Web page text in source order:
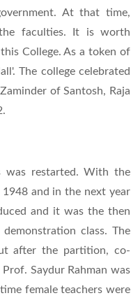
At that time,
faculties. It is worth
College. As a token of
The college celebrated
of Santosh, Raja
was restarted. With the
and in the next year
and it was the then
class. The
after the partition, co-
Saydur Rahman was
female teachers were